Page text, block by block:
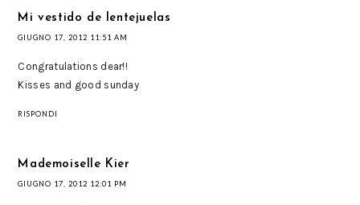
Mi vestido de lentejuelas
GIUGNO 17, 2012 11:51 AM
Congratulations dear!!
Kisses and good sunday
RISPONDI
Mademoiselle Kier
GIUGNO 17, 2012 12:01 PM